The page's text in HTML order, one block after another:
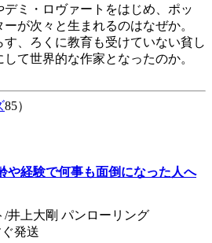
ミ・ロヴァートをはじめ、ポッ
が次々と生まれるのはなぜか。
、ろくに教育も受けていない貧し
て世界的な作家となったのか。
85）
や経験で何事も面倒になった人へ
/井上大剛 パンローリング
発送